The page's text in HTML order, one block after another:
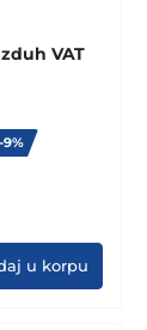
VAT
9%
KM.
u korpu